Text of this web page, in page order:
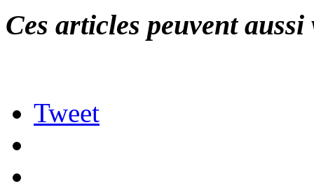
Ces articles peuvent
Tweet